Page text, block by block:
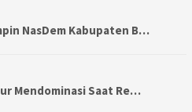
NasDem Kabupaten B…
Mendominasi Saat Re…